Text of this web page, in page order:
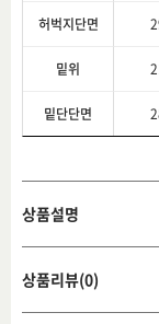
허벅지단면
밑위
밑단단면
상품설명
상품리뷰(0)